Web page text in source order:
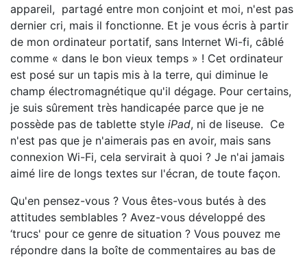
appareil, partagé entre mon conjoint et moi, n'est pas
dernier cri, mais il fonctionne. Et je vous écris à partir
de mon ordinateur portatif, sans Internet Wi-fi, câblé
comme « dans le bon vieux temps » ! Cet ordinateur
est posé sur un tapis mis à la terre, qui diminue le
champ électromagnétique qu'il dégage. Pour certains,
je suis sûrement très handicapée parce que je ne
possède pas de tablette style iPad, ni de liseuse. Ce
n'est pas que je n'aimerais pas en avoir, mais sans
connexion Wi-Fi, cela servirait à quoi ? Je n'ai jamais
aimé lire de longs textes sur l'écran, de toute façon.
Qu'en pensez-vous ? Vous êtes-vous butés à des
attitudes semblables ? Avez-vous développé des
‘trucs' pour ce genre de situation ? Vous pouvez me
répondre dans la boîte de commentaires au bas de